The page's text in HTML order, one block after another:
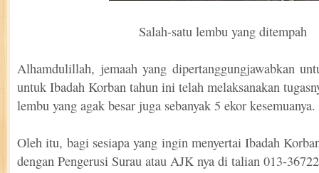
Salah-satu lembu yang ditempah
Alhamdulillah, jemaah yang dipertanggungjawabkan
untuk Ibadah Korban tahun ini telah melaksanakan
lembu yang agak besar juga sebanyak 5 ekor kesemuanya.
Oleh itu, bagi sesiapa yang ingin menyertai Ibadah
dengan Pengerusi Surau atau AJK nya di talian 013-